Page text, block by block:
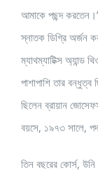
আমাকে পছন্দ
স্নাতক ডিগ্রি অর্জন
ম্যাথম্যাটিক্স অ্যান্ড
পাশাপাশি তার
ছিলেন ব্রায়ান
বয়সে, ১৯৭৩ সালে,
তিন বছরের কোর্স,